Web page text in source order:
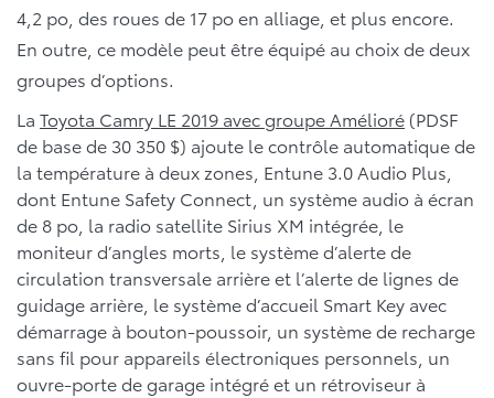
4,2 po, des roues de 17 po en alliage, et plus encore.
En outre, ce modèle peut être équipé au choix de deux
groupes d’options.
La Toyota Camry LE 2019 avec groupe Amélioré (PDSF
de base de 30 350 $) ajoute le contrôle automatique de
la température à deux zones, Entune 3.0 Audio Plus,
dont Entune Safety Connect, un système audio à écran
de 8 po, la radio satellite Sirius XM intégrée, le
moniteur d’angles morts, le système d’alerte de
circulation transversale arrière et l’alerte de lignes de
guidage arrière, le système d’accueil Smart Key avec
démarrage à bouton-poussoir, un système de recharge
sans fil pour appareils électroniques personnels, un
ouvre-porte de garage intégré et un rétroviseur à